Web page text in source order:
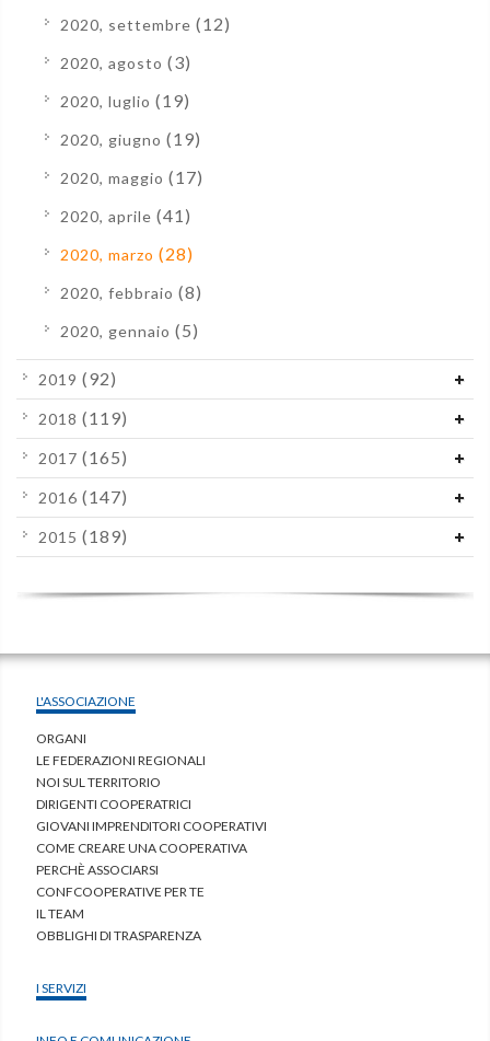
2020, settembre (12)
2020, agosto (3)
2020, luglio (19)
2020, giugno (19)
2020, maggio (17)
2020, aprile (41)
2020, marzo (28)
2020, febbraio (8)
2020, gennaio (5)
2019 (92)
2018 (119)
2017 (165)
2016 (147)
2015 (189)
L'ASSOCIAZIONE
ORGANI
LE FEDERAZIONI REGIONALI
NOI SUL TERRITORIO
DIRIGENTI COOPERATRICI
GIOVANI IMPRENDITORI COOPERATIVI
COME CREARE UNA COOPERATIVA
PERCHÈ ASSOCIARSI
CONFCOOPERATIVE PER TE
IL TEAM
OBBLIGHI DI TRASPARENZA
I SERVIZI